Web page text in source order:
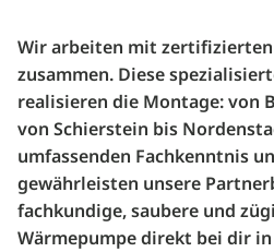
Wir arbeiten mit
zusammen. Diese
realisieren die Montage: von
von Schierstein bis
umfassenden Fachkenntnis
gewährleisten unsere
fachkundige, saubere und
Wärmepumpe direkt bei dir in